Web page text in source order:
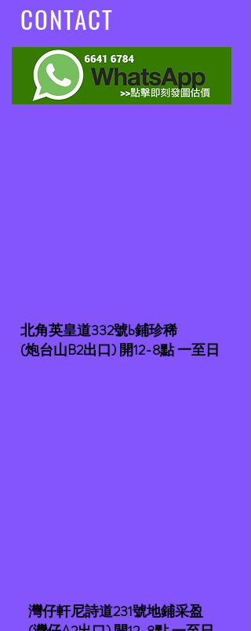
CONTACT
北角英皇道332號b鋪珍稀
(炮台山B2出口) 開12-8點 一至日
灣仔軒尼詩道231號地鋪采盈